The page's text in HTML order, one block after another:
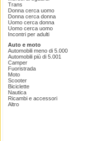
Trans
Donna cerca uomo
Donna cerca donna
Uomo cerca donna
Uomo cerca uomo
Incontri per adulti
Auto e moto
Automobili meno di 5.000
Automobili più di 5.001
Camper
Fuoristrada
Moto
Scooter
Biciclette
Nautica
Ricambi e accessori
Altro